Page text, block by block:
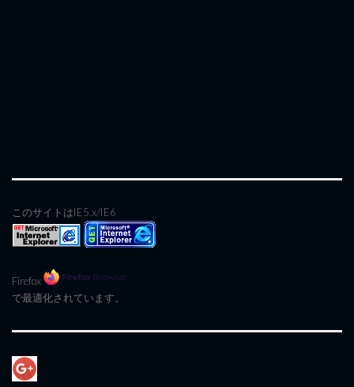
このサイトはIE5.x/IE6
Firefox
で最適化されています。